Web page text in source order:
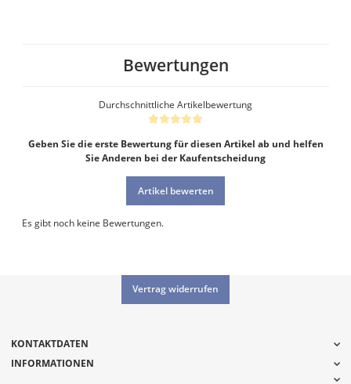
Bewertungen
Durchschnittliche Artikelbewertung
Geben Sie die erste Bewertung für diesen Artikel ab und helfen
Sie Anderen bei der Kaufentscheidung
Artikel bewerten
Es gibt noch keine Bewertungen.
Vertrag widerrufen
KONTAKTDATEN
INFORMATIONEN